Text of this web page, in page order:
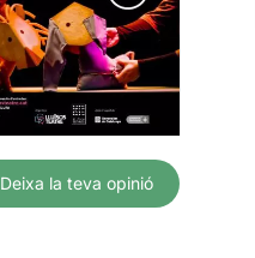
Deixa la teva opinió